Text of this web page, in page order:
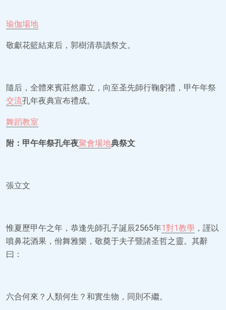
瑜伽場地
敬獻花籃結束后，郭樹清恭讀祭文。
隨后，全體來賓莊然肅立，向至圣先師行鞠躬禮，甲午年祭
交流孔年夜典宣布禮成。
舞蹈教室
附：甲午年祭孔年夜聚會場地典祭文
張立文
惟夏歷甲午之年，恭逢先師孔子誕辰2565年1對1教學 ，謹以
噴鼻花酒果，佾舞雅樂，敬奠于夫子暨諸圣哲之靈。其辭
曰：
六合何來？人類何生？和實生物，同則不繼。